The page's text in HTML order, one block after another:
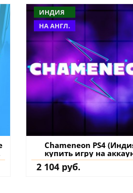
ИНДИЯ
НА АНГЛ.
Chameneon PS4
купить игру на
2 104 руб.